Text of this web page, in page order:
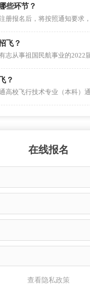
些环节？
飞？
？
在线报名
查看隐私政策